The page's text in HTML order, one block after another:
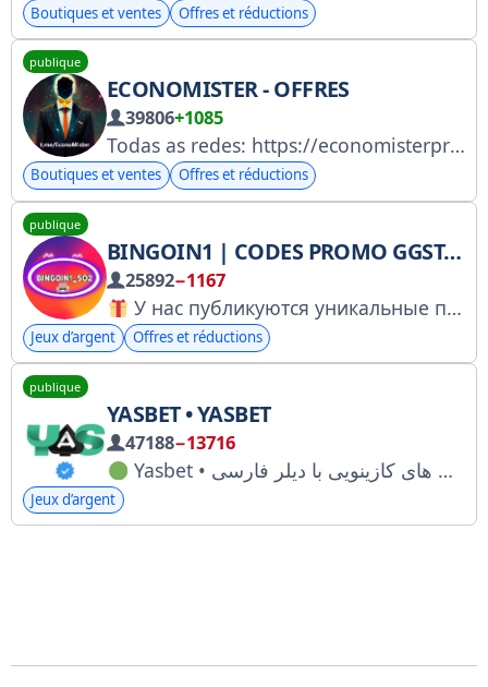
Boutiques et ventes Offres et réductions
publique
ECONOMISTER - OFFRES
39806+1085
Todas as redes: https://economisterpromocoes.com/grupos Chat do canal: @XatEconomister
Boutiques et ventes Offres et réductions
publique
BINGOIN1 | CODES PROMO GGSTANDOFF | CODES PROMO BULLDROP
25892−1167
У нас публикуются уникальные промокоды на сайт GGSTANDOFF и Bulldrop
Jeux d’argent Offres et réductions
publique
YASBET • YASBET
47188−13716
Jeux d’argent